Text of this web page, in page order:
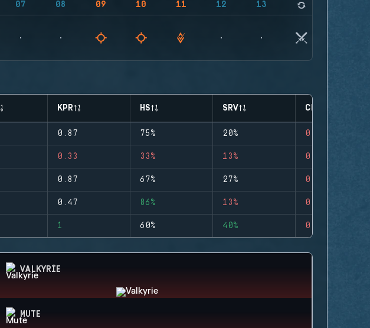
07 08 09 10 11 12 13
KPR HS SRV CLUTCHES
0.87 75% 20% 0
0.33 33% 13% 0
0.87 67% 27% 0
0.47 86% 13% 0
1 60% 40% 0
VALKYRIE
MUTE